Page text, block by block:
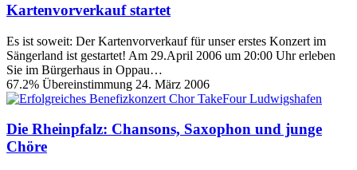
Kartenvorverkauf startet
Es ist soweit: Der Kartenvorverkauf für unser erstes Konzert im
Sängerland ist gestartet! Am 29.April 2006 um 20:00 Uhr erleben
Sie im Bürgerhaus in Oppau…
67.2% Übereinstimmung 24. März 2006
Die Rheinpfalz: Chansons, Saxophon und junge
Chöre